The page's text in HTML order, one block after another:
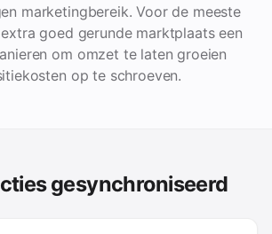
marketingbereik. Voor de meeste
goed gerunde marktplaats een
om omzet te laten groeien
op te schroeven.
gesynchroniseerd